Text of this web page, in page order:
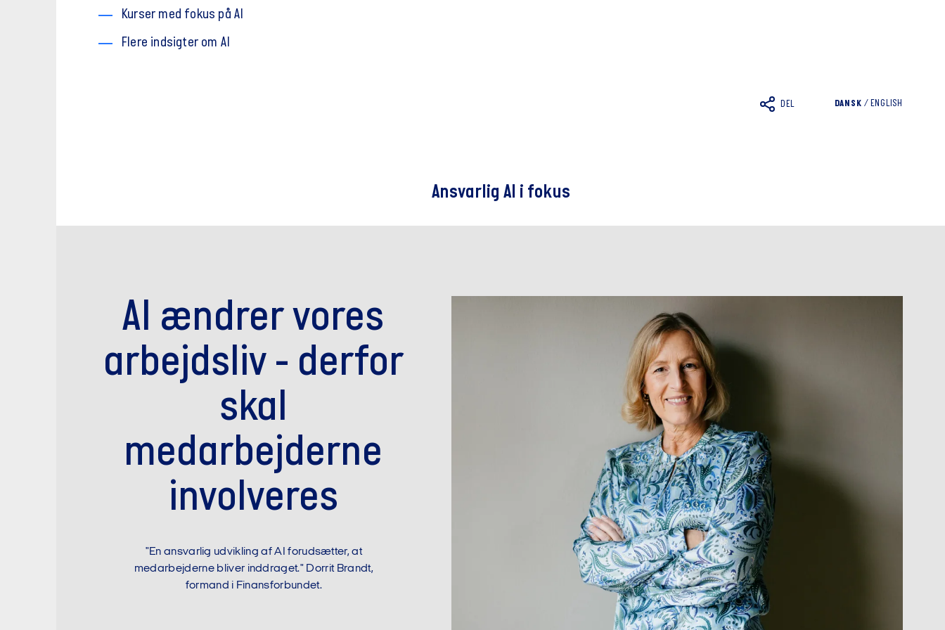
Kurser med fokus på AI
Flere indsigter om AI
DEL DANSK / ENGLISH
Ansvarlig AI i fokus
AI ændrer vores
arbejdsliv - derfor
skal
medarbejderne
involveres
"En ansvarlig udvikling af AI forudsætter, at
medarbejderne bliver inddraget." Dorrit Brandt,
formand i Finansforbundet.